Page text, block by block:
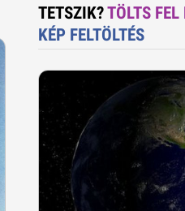
TETSZIK?TÖLTS FEL
KÉP FELTÖLTÉS